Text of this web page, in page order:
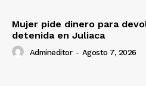
Mujer pide dinero para
detenida en Juliaca
Admineditor - Agosto 7, 2026